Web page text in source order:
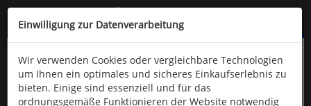
Kompletten Head der Seite überspringen
oder (06766) 9323-960
Einwilligung zur Datenverarbeitung
Wir verwenden Cookies oder vergleichbare Technologien
um Ihnen ein optimales und sicheres Einkaufserlebnis zu
bieten. Einige sind essenziell und für das
ordnungsgemäße Funktionieren der Website notwendig